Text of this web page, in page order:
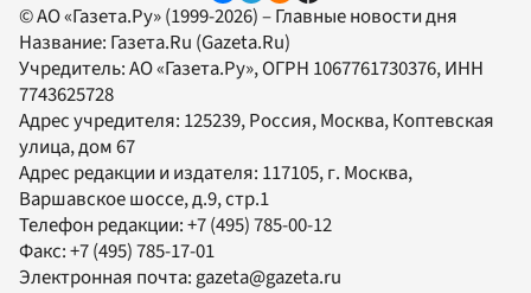
© АО «Газета.Ру» (1999-2026) – Главные новости дня
Название: Газета.Ru (Gazeta.Ru)
Учредитель:АО «Газета.Ру», ОГРН 1067761730376, ИНН
7743625728
Адрес учредителя: 125239, Россия, Москва, Коптевская
улица, дом 67
Адрес редакции и издателя: 117105, г. Москва,
Варшавское шоссе, д.9, стр.1
Телефон редакции:+7 (495) 785-00-12
Факс:+7 (495) 785-17-01
Электронная почта: gazeta@gazeta.ru